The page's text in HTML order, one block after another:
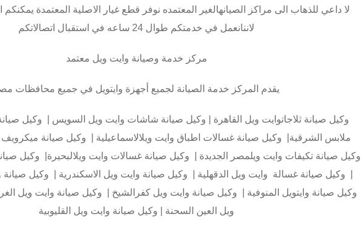
لا داعي للذهاب الى مراكز الصيانهالغير المعتمده نوفر قطع غيار الاصلية المعتمدة
لاننانعمل في خدمتكم طوال 24 ساعه في استقبال اتصالاتكم
مركز خدمة وصيانة وايت ويل معتمد
يقدم المركز خدمة الصيانة لجميع أجهزة وايتويل في جميع محافظات
وكيل صيانة ثلاجاتوايت ويل القاهرة | وكيل صيانة شاشات وايت ويل السويس | وكيل
ملابس الشرقية| وكيل صيانة غسالات اطباق وايت ويلالاسماعيلية | وكيل صيانة ميكرويف
وكيل صيانة تكيفات وايت ويلمصر الجديدة | وكيل صيانة غسالات وايت ويلالبحيرة| وكيل
| وكيل صيانة غسالة وايت ويل الدقهلية | وكيل صيانة وايت ويل الاسكندرية | وكيل صيانة
وكيل صيانة وايتويل المنوفية | وكيل صيانة وايت ويل كفرالشيخ | وكيل صيانة وايت ويل
ويل العين السحنة | وكيل صيانة وايت ويل القليوبية